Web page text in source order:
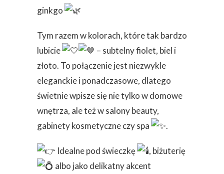
ginkgo
Tym razem w kolorach, które tak bardzo
lubicie
– subtelny fiolet, biel i
złoto. To połączenie jest niezwykle
eleganckie i ponadczasowe, dlatego
świetnie wpisze się nie tylko w domowe
wnętrza, ale też w salony beauty,
gabinety kosmetyczne czy spa
.
Idealne pod świeczkę
, biżuterię
albo jako delikatny akcent